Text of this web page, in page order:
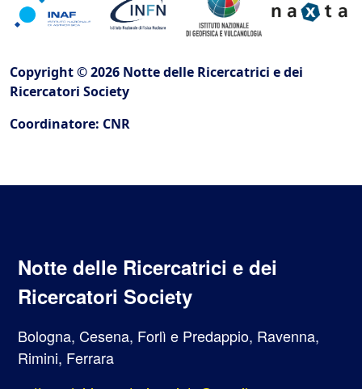
Copyright © 2026 Notte delle Ricercatrici e dei
Ricercatori Society
Coordinatore: CNR
Notte delle Ricercatrici e dei
Ricercatori Society
Bologna, Cesena, Forlì e Predappio, Ravenna,
Rimini, Ferrara